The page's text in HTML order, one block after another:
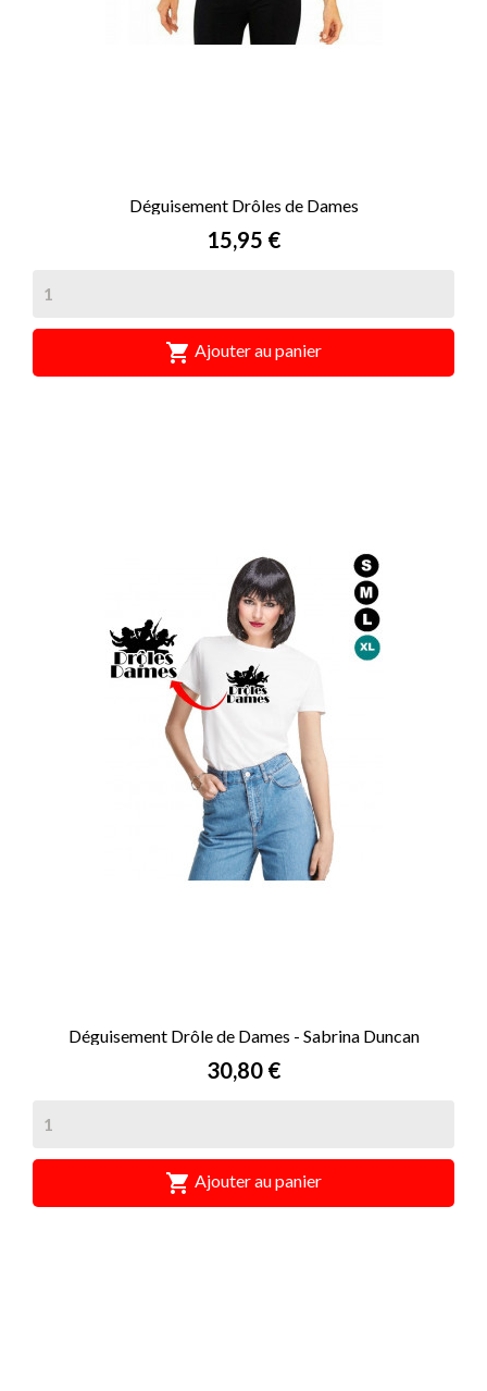
Déguisement Drôles de Dames
Prix
15,95 €
 Ajouter au panier
Déguisement Drôle de Dames - Sabrina Duncan
Prix
30,80 €
 Ajouter au panier